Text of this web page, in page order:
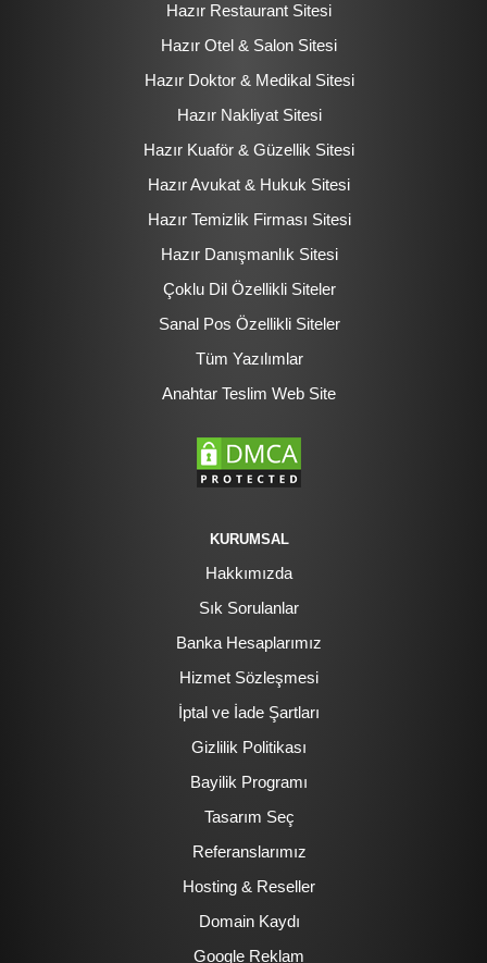
Hazır Restaurant Sitesi
Hazır Otel & Salon Sitesi
Hazır Doktor & Medikal Sitesi
Hazır Nakliyat Sitesi
Hazır Kuaför & Güzellik Sitesi
Hazır Avukat & Hukuk Sitesi
Hazır Temizlik Firması Sitesi
Hazır Danışmanlık Sitesi
Çoklu Dil Özellikli Siteler
Sanal Pos Özellikli Siteler
Tüm Yazılımlar
Anahtar Teslim Web Site
KURUMSAL
Hakkımızda
Sık Sorulanlar
Banka Hesaplarımız
Hizmet Sözleşmesi
İptal ve İade Şartları
Gizlilik Politikası
Bayilik Programı
Tasarım Seç
Referanslarımız
Hosting & Reseller
Domain Kaydı
Google Reklam